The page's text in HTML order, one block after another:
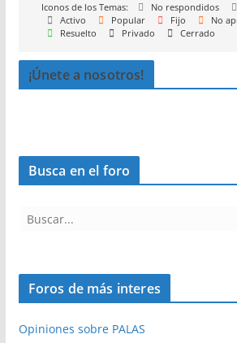
Iconos de los Temas:
No respondidos
Activo
Popular Fijo
No
Resuelto
Privado Cerrado
¡Únete a nosotros!
Busca en el foro
Foros de más interes
Opiniones sobre PALAS